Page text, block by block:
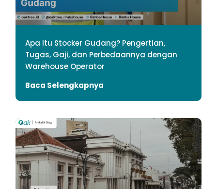
Apa Itu Stocker Gudang? Pengertian,
Tugas, Gaji, dan Perbedaannya dengan
Warehouse Operator
Baca Selengkapnya